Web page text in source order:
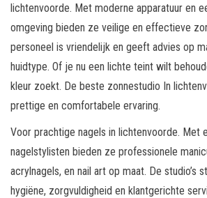
lichtenvoorde. Met moderne apparatuur en
omgeving bieden ze veilige en effectieve
personeel is vriendelijk en geeft advies op
huidtype. Of je nu een lichte teint wilt
kleur zoekt. De beste zonnestudio In
prettige en comfortabele ervaring.
Voor prachtige nagels in lichtenvoorde. Met
nagelstylisten bieden ze professionele
acrylnagels, en nail art op maat. De studio’s
hygiëne, zorgvuldigheid en klantgerichte